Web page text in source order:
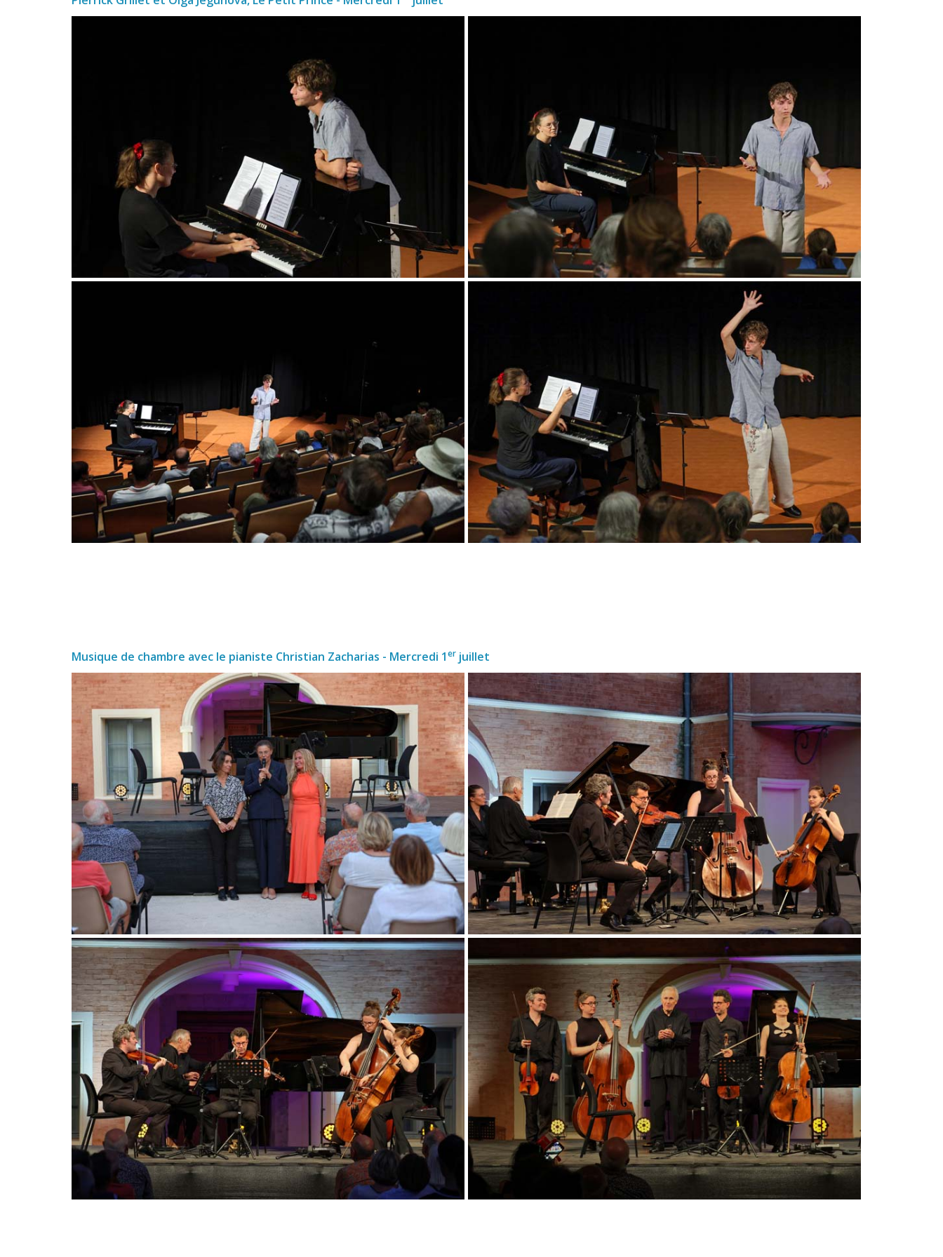
Musique de chambre avec le pianiste Christian Zacharias - Mercredi 1er juillet